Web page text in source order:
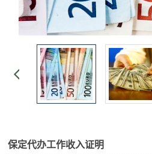
保定代办工作收入证明